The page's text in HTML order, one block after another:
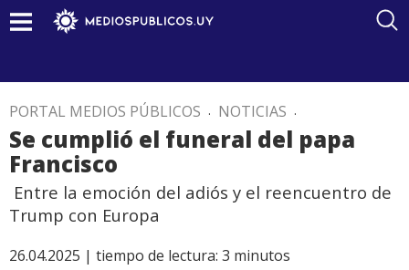
PORTAL MEDIOS PÚBLICOS . NOTICIAS .
Se cumplió el funeral del papa
Francisco
Entre la emoción del adiós y el reencuentro de
Trump con Europa
26.04.2025 | tiempo de lectura: 3 minutos